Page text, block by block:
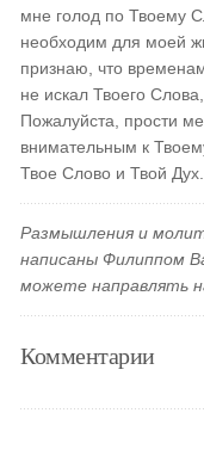
мне голод по Твоему
необходим для моей
признаю, что
не искал Твоего
Пожалуйста, прости
внимательным к
Твое Слово и Твой
Размышления и
написаны Филиппом
можете направлять
Комментарии